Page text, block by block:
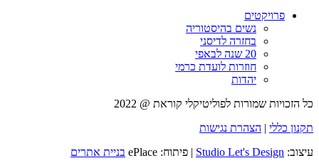
פרויקטים
נשים בהיסטוריה
בחזרה לדיסני
20 שנה לבאפי
חוזרות לועדת כרמי
יהדות
כל הזכויות שמורות לפוליטיקלי קוראת @ 2022
תקנון כללי | הצהרת נגישות
עיצוב: Studio Let's Design | פיתוח: ePlace
בניית אתרים